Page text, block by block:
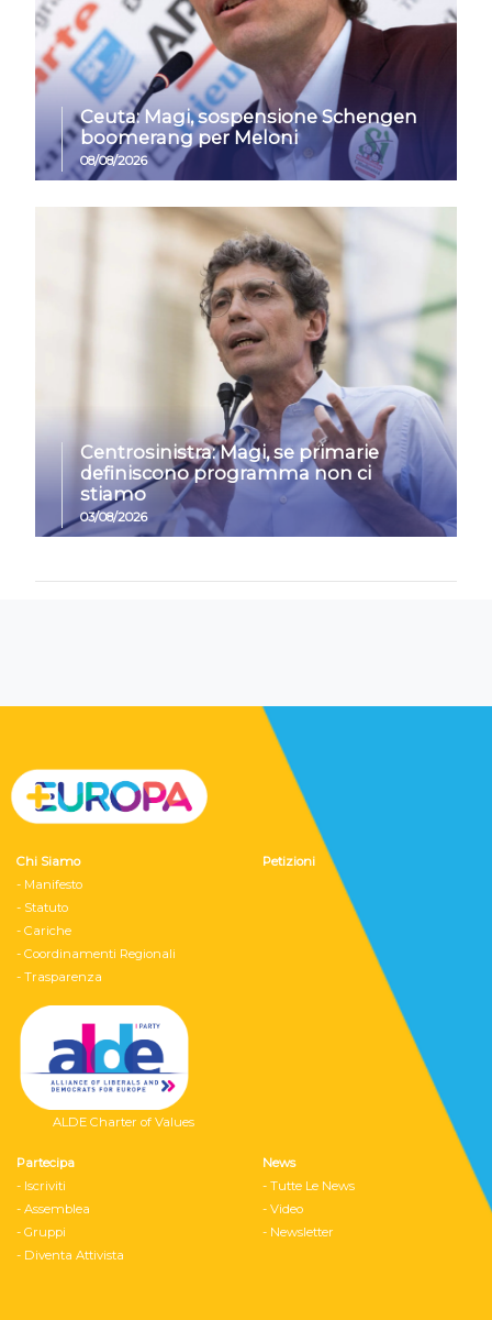
Ceuta: Magi, sospensione Schengen
boomerang per Meloni
08/08/2026
Centrosinistra: Magi, se primarie
definiscono programma non ci
stiamo
03/08/2026
Chi Siamo
- Manifesto
- Statuto
- Cariche
- Coordinamenti Regionali
- Trasparenza
ALDE Charter of Values
Petizioni
Partecipa
- Iscriviti
- Assemblea
- Gruppi
- Diventa Attivista
News
- Tutte Le News
- Video
- Newsletter